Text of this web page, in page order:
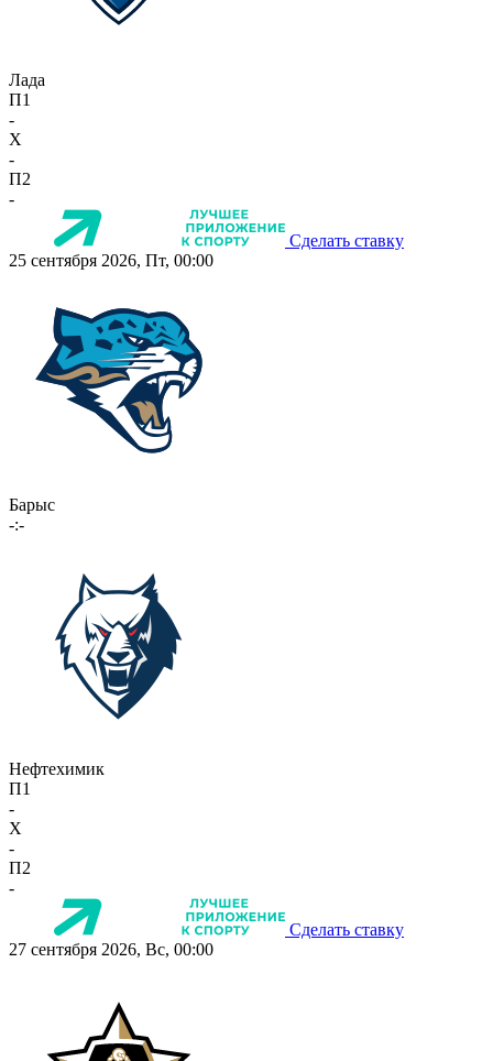
Лада
П1
-
X
-
П2
-
Сделать ставку
25 сентября 2026, Пт, 00:00
Барыс
-:-
Нефтехимик
П1
-
X
-
П2
-
Сделать ставку
27 сентября 2026, Вс, 00:00